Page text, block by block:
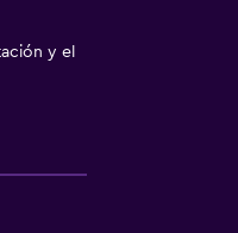
y el